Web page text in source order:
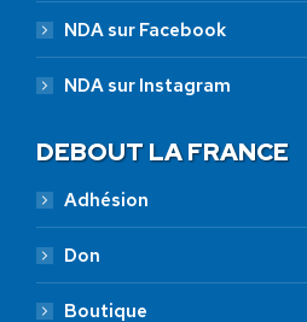
NDA sur Facebook
NDA sur Instagram
DEBOUT LA FRANCE
Adhésion
Don
Boutique